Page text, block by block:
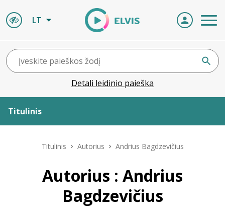
LT
Detali leidinio paieška
Titulinis
ELVIS atvyksta
Titulinis Autorius Andrius Bagdzevičius
Autorius : Andrius
Bagdzevičius